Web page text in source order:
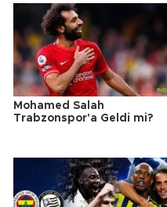
Mohamed Salah
Trabzonspor'a Geldi mi?